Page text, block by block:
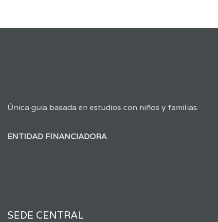
Única guía basada en estudios con niños y familias.
ENTIDAD FINANCIADORA
SEDE CENTRAL